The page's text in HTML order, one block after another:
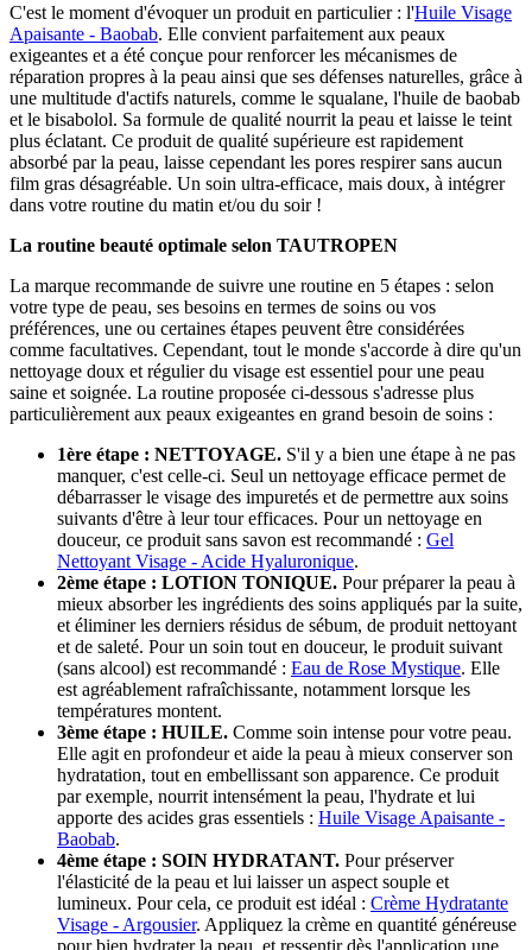
C'est le moment d'évoquer un produit en particulier : l'Huile Visage
Apaisante - Baobab. Elle convient parfaitement aux peaux
exigeantes et a été conçue pour renforcer les mécanismes de
réparation propres à la peau ainsi que ses défenses naturelles, grâce à
une multitude d'actifs naturels, comme le squalane, l'huile de baobab
et le bisabolol. Sa formule de qualité nourrit la peau et laisse le teint
plus éclatant. Ce produit de qualité supérieure est rapidement
absorbé par la peau, laisse cependant les pores respirer sans aucun
film gras désagréable. Un soin ultra-efficace, mais doux, à intégrer
dans votre routine du matin et/ou du soir !
La routine beauté optimale selon TAUTROPEN
La marque recommande de suivre une routine en 5 étapes : selon
votre type de peau, ses besoins en termes de soins ou vos
préférences, une ou certaines étapes peuvent être considérées
comme facultatives. Cependant, tout le monde s'accorde à dire qu'un
nettoyage doux et régulier du visage est essentiel pour une peau
saine et soignée. La routine proposée ci-dessous s'adresse plus
particulièrement aux peaux exigeantes en grand besoin de soins :
1ère étape : NETTOYAGE. S'il y a bien une étape à ne pas
manquer, c'est celle-ci. Seul un nettoyage efficace permet de
débarrasser le visage des impuretés et de permettre aux soins
suivants d'être à leur tour efficaces. Pour un nettoyage en
douceur, ce produit sans savon est recommandé : Gel
Nettoyant Visage - Acide Hyaluronique.
2ème étape : LOTION TONIQUE. Pour préparer la peau à
mieux absorber les ingrédients des soins appliqués par la suite,
et éliminer les derniers résidus de sébum, de produit nettoyant
et de saleté. Pour un soin tout en douceur, le produit suivant
(sans alcool) est recommandé : Eau de Rose Mystique. Elle
est agréablement rafraîchissante, notamment lorsque les
températures montent.
3ème étape : HUILE. Comme soin intense pour votre peau.
Elle agit en profondeur et aide la peau à mieux conserver son
hydratation, tout en embellissant son apparence. Ce produit
par exemple, nourrit intensément la peau, l'hydrate et lui
apporte des acides gras essentiels : Huile Visage Apaisante -
Baobab.
4ème étape : SOIN HYDRATANT. Pour préserver
l'élasticité de la peau et lui laisser un aspect souple et
lumineux. Pour cela, ce produit est idéal : Crème Hydratante
Visage - Argousier. Appliquez la crème en quantité généreuse
pour bien hydrater la peau, et ressentir dès l'application une